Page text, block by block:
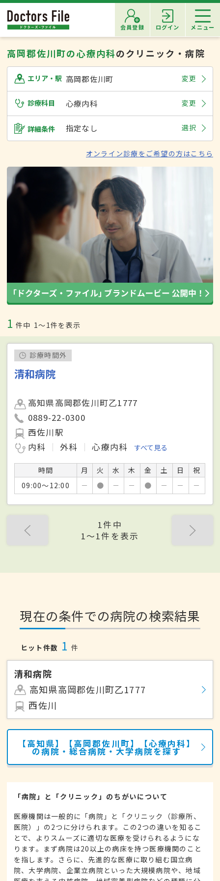
会員登録 ログイン メニュー
高岡郡佐川町の心療内科のクリニック・病院
エリア・駅 高岡郡佐川町 変更
診療科目 心療内科 変更
詳細条件 指定なし 選択
オンライン診療をご希望の方はこちら
1 件中 1〜1件を表示
診療時間外
清和病院
高知県高岡郡佐川町乙1777
0889-22-0300
西佐川駅
内科
外科 心療内科 すべて見る
時間 月 火 水 木 金 土 日
祝
09:00～12:00
－ ● － － ● － － －
1件中
1〜1件を表示
現在の条件での病院の検索結果
ヒット件数 1 件
清和病院
高知県高岡郡佐川町乙1777
西佐川
【高知県】【高岡郡佐川町】【心療内科】
の病院・総合病院・大学病院を探す
「病院」と「クリニック」のちがいについて
医療機関は一般的に「病院」と「クリニック（診療所、
医院）」の2つに分けられます。この2つの違いを知るこ
とで、よりスムーズに適切な医療を受けられるようにな
ります。まず病院は20以上の病床を持つ医療機関のこと
を指します。さらに、先進的な医療に取り組む国立病
院、大学病院、企業立病院といった大規模病院や、地域